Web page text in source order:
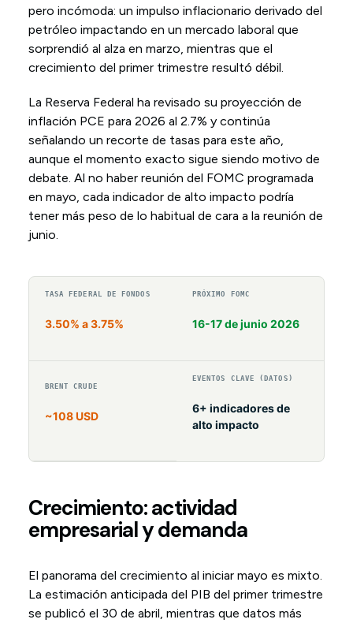
pero incómoda: un impulso inflacionario derivado del
petróleo impactando en un mercado laboral que
sorprendió al alza en marzo, mientras que el
crecimiento del primer trimestre resultó débil.
La Reserva Federal ha revisado su proyección de
inflación PCE para 2026 al 2.7% y continúa
señalando un recorte de tasas para este año,
aunque el momento exacto sigue siendo motivo de
debate. Al no haber reunión del FOMC programada
en mayo, cada indicador de alto impacto podría
tener más peso de lo habitual de cara a la reunión de
junio.
TASA FEDERAL DE FONDOS
3.50% a 3.75%
PRÓXIMO FOMC
16-17 de junio 2026
BRENT CRUDE
~108 USD
EVENTOS CLAVE (DATOS)
6+ indicadores de
alto impacto
Crecimiento: actividad
empresarial y demanda
El panorama del crecimiento al iniciar mayo es mixto.
La estimación anticipada del PIB del primer trimestre
se publicó el 30 de abril, mientras que datos más